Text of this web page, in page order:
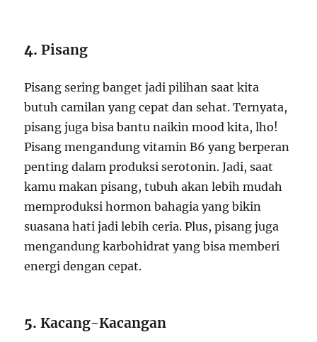
4.Pisang
Pisang sering banget jadi pilihan saat kita
butuh camilan yang cepat dan sehat. Ternyata,
pisang juga bisa bantu naikin mood kita, lho!
Pisang mengandung vitamin B6 yang berperan
penting dalam produksi serotonin. Jadi, saat
kamu makan pisang, tubuh akan lebih mudah
memproduksi hormon bahagia yang bikin
suasana hati jadi lebih ceria. Plus, pisang juga
mengandung karbohidrat yang bisa memberi
energi dengan cepat.
5.Kacang-Kacangan